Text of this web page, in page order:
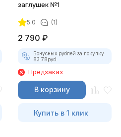
заглушек №1
5.0 (1)
2 790 ₽
Бонусных рублей за покупку:
83.78руб.
Предзаказ
В корзину
Купить в 1 клик